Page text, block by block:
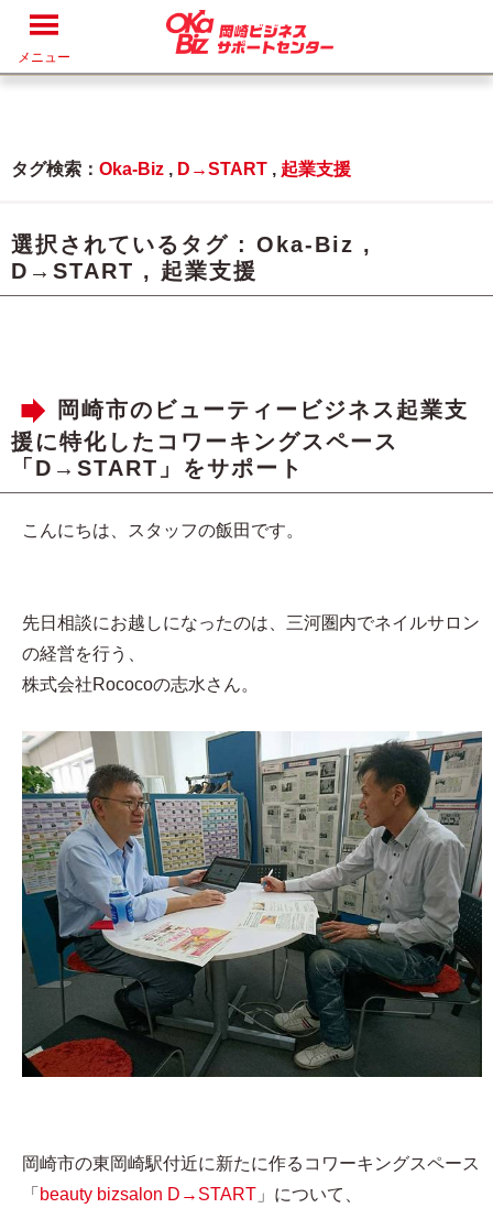
メニュー
タグ検索： Oka-Biz , D→START , 起業支援
選択されているタグ : Oka-Biz ,
D→START , 起業支援
岡崎市のビューティービジネス起業支
援に特化したコワーキングスペース
「D→START」をサポート
こんにちは、スタッフの飯田です。
先日相談にお越しになったのは、三河圏内でネイルサロン
の経営を行う、
株式会社Rococoの志水さん。
岡崎市の東岡崎駅付近に新たに作るコワーキングスペース
「 beauty bizsalon D→START 」について、